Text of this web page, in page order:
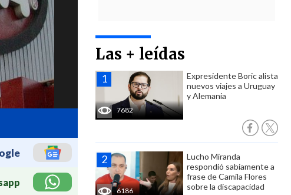
Las + leídas
7682
Expresidente Boric alista
nuevos viajes a Uruguay
y Alemania
6186
Lucho Miranda
respondió sabiamente a
frase de Camila Flores
sobre la discapacidad